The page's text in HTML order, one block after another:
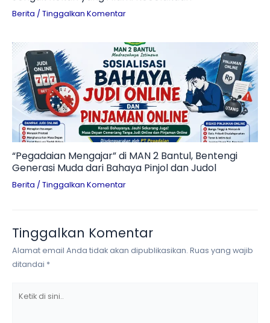
Berita / Tinggalkan Komentar
“Pegadaian Mengajar” di MAN 2 Bantul, Bentengi
Generasi Muda dari Bahaya Pinjol dan Judol
Berita / Tinggalkan Komentar
Tinggalkan Komentar
Alamat email Anda tidak akan dipublikasikan. Ruas yang wajib
ditandai *